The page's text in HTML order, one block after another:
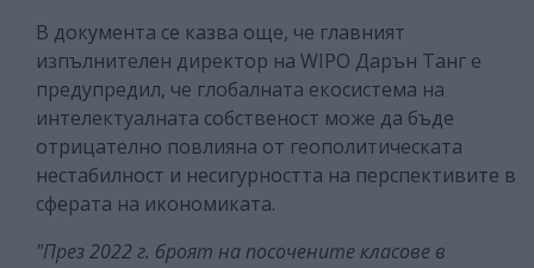
В документа се казва още, че главният
изпълнителен директор на WIPO Дарън Танг е
предупредил, че глобалната екосистема на
интелектуалната собственост може да бъде
отрицателно повлияна от геополитическата
нестабилност и несигурността на перспективите в
сферата на икономиката.
"През 2022 г. броят на посочените класове в